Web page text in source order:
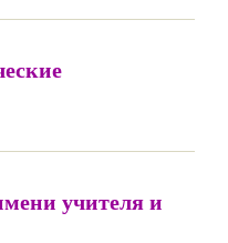
учителя и